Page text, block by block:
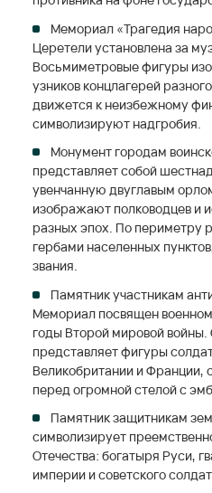
Мемориал «Трагедия
Церетели установлена за
Восьмиметровые фигуры
узников концлагерей
движется к неизбежному
символизируют надгробия.
Монумент городам
представляет собой
увенчанную двуглавым
изображают полководцев и
разных эпох. По периметру
гербами населенных
звания.
Памятник участникам
Мемориал посвящен
годы Второй мировой войны.
представляет фигуры
Великобритании и Франции,
перед огромной стелой с
Памятник защитникам
символизирует
Отечества: богатыря Руси,
империи и советского